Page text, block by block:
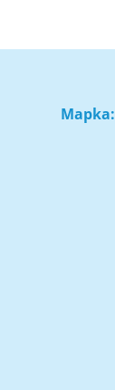
Mapka: